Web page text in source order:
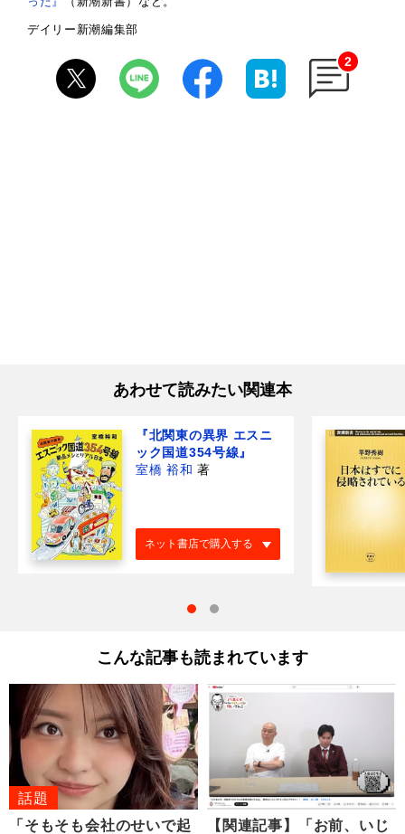
デイリー新潮編集部
2
あわせて読みたい関連本
『北関東の異界 エスニ
ック国道354号線』
室橋 裕和 著
ネット書店で購入する
こんな記事も読まれています
話題
「そもそも会社のせいで起
【関連記事】「お前、いじ